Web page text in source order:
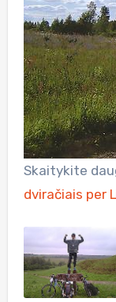
Skaitykite
dviračiais per